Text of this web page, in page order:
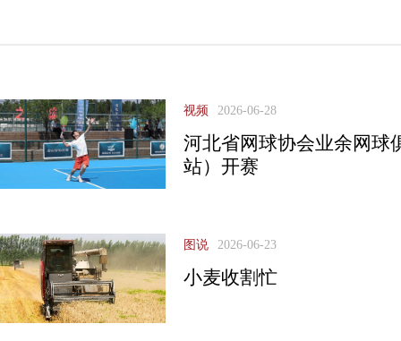
视频 2026-06-28
河北省网球协会业余网球
站）开赛
图说 2026-06-23
小麦收割忙